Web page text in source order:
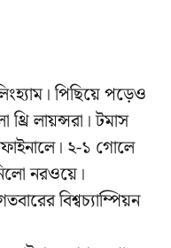
পিছিয়ে পড়েও
লায়ন্সরা। টমাস
২-১ গোলে
নরওয়ে।
বিশ্বচ্যাম্পিয়ন